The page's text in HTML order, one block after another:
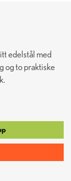
edelstål med
og to praktiske